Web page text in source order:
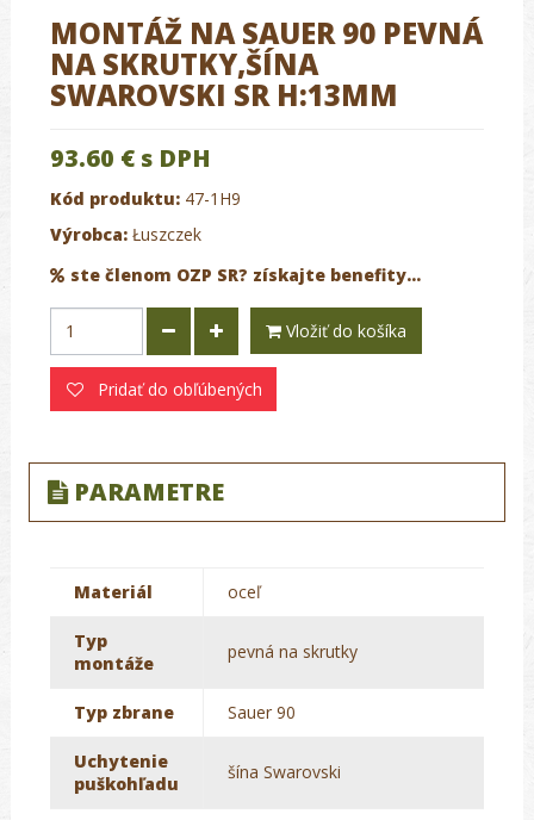
MONTÁŽ NA SAUER 90 PEVNÁ
NA SKRUTKY,ŠÍNA
SWAROVSKI SR H:13MM
93.60 € s DPH
Kód produktu: 47-1H9
Výrobca: Łuszczek
ste členom OZP SR? získajte benefity...
Vložiť do košíka
Pridať do obľúbených
PARAMETRE
Materiál oceľ
Typ
montáže
pevná na skrutky
Typ zbrane Sauer 90
Uchytenie
puškohľadu
šína Swarovski